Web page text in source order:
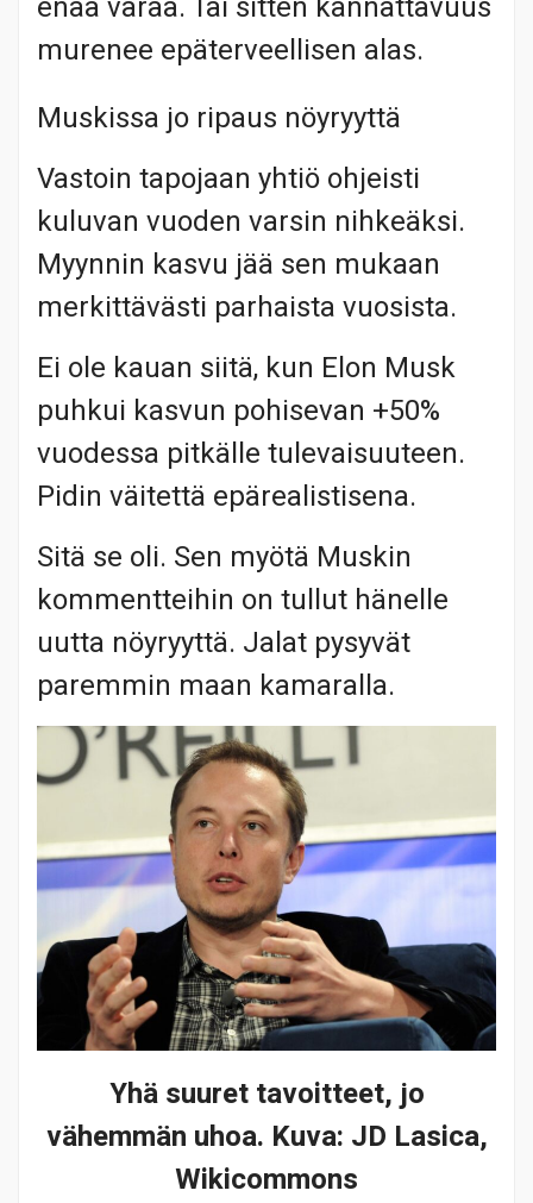
murenee epäterveellisen alas.
Muskissa jo ripaus nöyryyttä
Vastoin tapojaan yhtiö ohjeisti
kuluvan vuoden varsin nihkeäksi.
Myynnin kasvu jää sen mukaan
merkittävästi parhaista vuosista.
Ei ole kauan siitä, kun Elon Musk
puhkui kasvun pohisevan +50%
vuodessa pitkälle tulevaisuuteen.
Pidin väitettä epärealistisena.
Sitä se oli. Sen myötä Muskin
kommentteihin on tullut hänelle
uutta nöyryyttä. Jalat pysyvät
paremmin maan kamaralla.
Yhä suuret tavoitteet, jo
vähemmän uhoa. Kuva: JD Lasica,
Wikicommons